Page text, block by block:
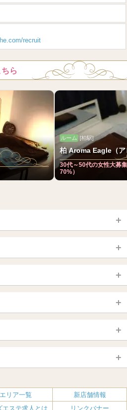
recruit
ら
ルーム [柏駅]
柏 Aroma Eagle（ア
30代～50代の女性大募
70%）
青森
山形
越谷・春日部
新宿
赤坂・麻布・六本木
岐阜県
大須・上前津・鶴舞
千種・今池・黒川・大曽根
烏丸御池駅
肥後橋・淀屋橋・北浜
岡山
愛媛（松山）
佐賀
エリア一覧
新店舗情報
エステ求人とは リンクバナー